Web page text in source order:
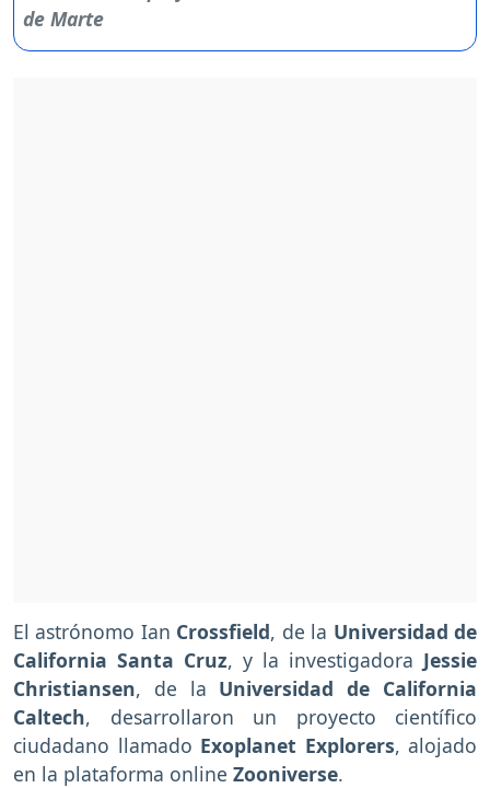
El astrónomo Ian Crossfield, de la Universidad de
California Santa Cruz, y la investigadora Jessie
Christiansen, de la Universidad de California
Caltech, desarrollaron un proyecto científico
ciudadano llamado Exoplanet Explorers, alojado
en la plataforma online Zooniverse.